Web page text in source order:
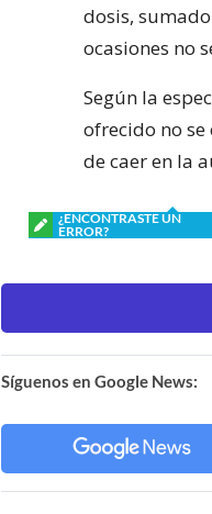
dosis,
ocasiones no
Según la
ofrecido no
de caer en la
¿ENCONTRASTE UN
ERROR?
Síguenos en Google News: